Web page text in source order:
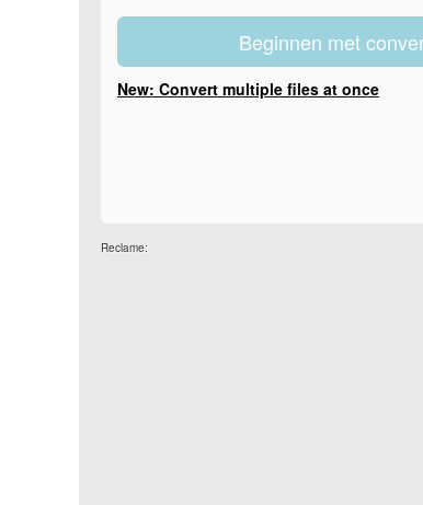
Beginnen met
New: Convert multiple files at once
Reclame: